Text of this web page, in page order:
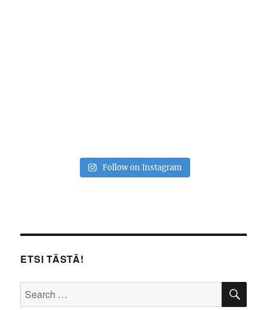
Follow on Instagram
ETSI TÄSTÄ!
Search
for: